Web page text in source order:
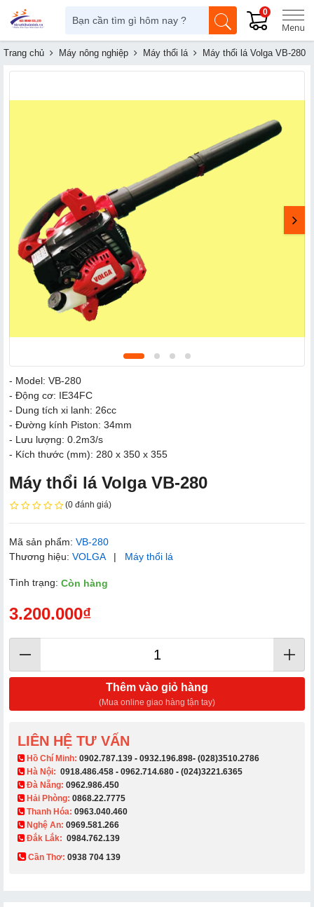
0
Trang chủ Máy nông nghiệp Máy thổi lá Máy thổi lá Volga VB-280
- Model: VB-280
- Động cơ: IE34FC
- Dung tích xi lanh: 26cc
- Đường kính Piston: 34mm
- Lưu lượng: 0.2m3/s
- Kích thước (mm): 280 x 350 x 355
Máy thổi lá Volga VB-280
(0 đánh giá)
Mã sản phẩm: VB-280
Thương hiệu: VOLGA| Máy thổi lá
Tình trạng: Còn hàng
3.200.000₫
Thêm vào giỏ hàng
(Mua online giao hàng tận tay)
LIÊN HỆ TƯ VẤN
​ Hồ Chí Minh: 0902.787.139 - 0932.196.898- (028)3510.2786
Hà Nội: 0918.486.458 - 0962.714.680 - (024)3221.6365
Đà Nẵng: 0962.986.450
Hải Phòng: 0868.22.7775
Thanh Hóa: 0963.040.460
Nghệ An: 0969.581.266
Đắk Lắk: 0984.762.139
Cần Thơ: 0938 704 139​